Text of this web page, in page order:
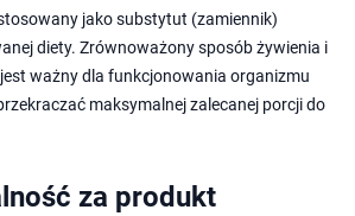
jako substytut (zamiennik)
diety. Zrównoważony sposób żywienia i
ważny dla funkcjonowania organizmu
maksymalnej zalecanej porcji do
za produkt